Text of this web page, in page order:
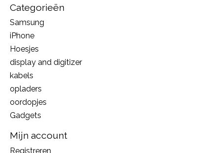
Categorieën
Samsung
iPhone
Hoesjes
display and digitizer
kabels
opladers
oordopjes
Gadgets
Mijn account
Registreren